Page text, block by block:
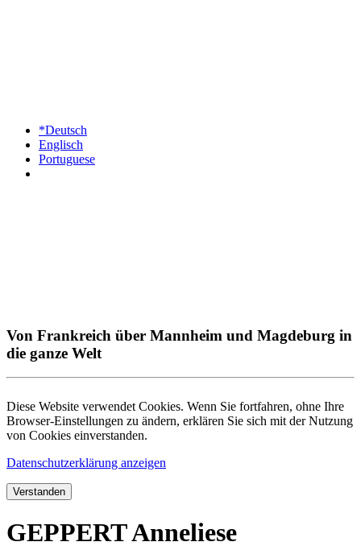
*Deutsch
Englisch
Portuguese
Von Frankreich über Mannheim und Magdeburg in
die ganze Welt
Diese Website verwendet Cookies. Wenn Sie fortfahren, ohne Ihre
Browser-Einstellungen zu ändern, erklären Sie sich mit der Nutzung
von Cookies einverstanden.
Datenschutzerklärung anzeigen
Verstanden
GEPPERT Anneliese